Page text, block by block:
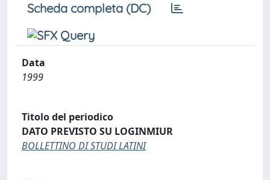
Scheda completa (DC)
Data
1999
Titolo del periodico
DATO PREVISTO SU LOGINMIUR
BOLLETTINO DI STUDI LATINI